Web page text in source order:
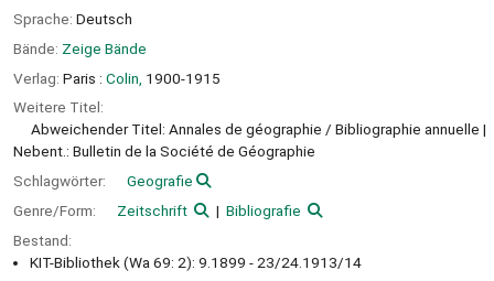
Sprache: Deutsch
Bände: Zeige Bände
Verlag: Paris : Colin, 1900-1915
Weitere Titel:
Abweichender Titel: Annales de géographie / Bibliographie annuelle
Nebent.: Bulletin de la Société de Géographie
Schlagwörter:
Geografie
Genre/Form:
Zeitschrift
Bibliografie
Bestand:
KIT-Bibliothek (Wa 69: 2): 9.1899 - 23/24.1913/14